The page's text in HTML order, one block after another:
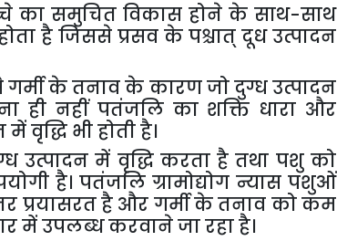
का समुचित विकास होने के साथ-साथ
है जिससे प्रसव के पश्चात् दूध उत्पादन
के तनाव के कारण जो दुग्ध उत्पादन
ही नहीं पतंजलि का शक्ति धारा और
वृद्धि भी होती है।
उत्पादन में वृद्धि करता है तथा पशु को
है। पतंजलि ग्रामोद्योग न्यास पशुओं
प्रयासरत है और गर्मी के तनाव को कम
में उपलब्ध करवाने जा रहा है।